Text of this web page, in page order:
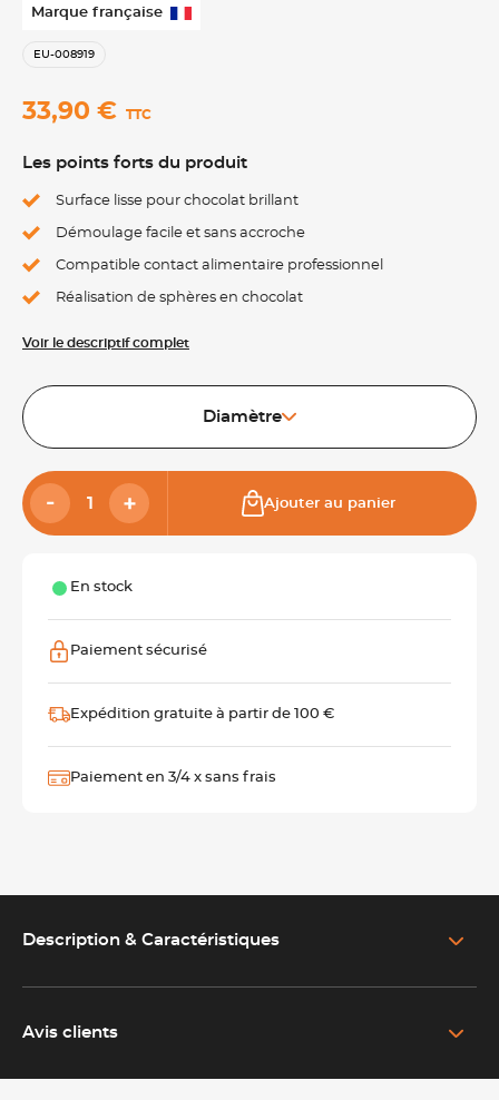
Marque française
EU-008919
33,90 € TTC
Les points forts du produit
Surface lisse pour chocolat brillant
Démoulage facile et sans accroche
Compatible contact alimentaire professionnel
Réalisation de sphères en chocolat
Voir le descriptif complet
Diamètre
Ajouter au panier
En stock
Paiement sécurisé
Expédition gratuite à partir de 100 €
Paiement en 3/4 x sans frais
Description & Caractéristiques
et chocolaterie
Conçu pour les professionnels des métiers de bouche,ce
Avis clients